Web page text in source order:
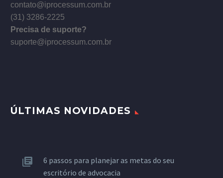
contato@iprocessum.com.br
(31) 3286-2225
Precisa de suporte?
suporte@iprocessum.com.br
ÚLTIMAS NOVIDADES
6 passos para planejar as metas do seu
escritório de advocacia